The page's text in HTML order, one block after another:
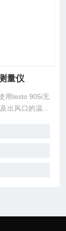
量仪
用testo 905i无
出风口的温度